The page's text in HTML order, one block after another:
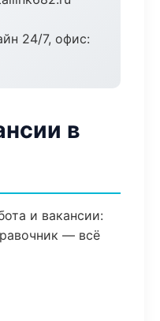
24/7, офис:
в
и вакансии:
— всё